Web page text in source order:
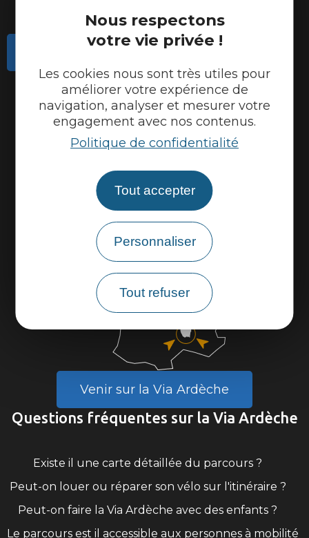
Nous respectons
votre vie privée !
Les cookies nous sont très utiles pour
améliorer votre expérience de
navigation, analyser et mesurer votre
engagement avec nos contenus.
Politique de confidentialité
Tout accepter
Personnaliser
Tout refuser
Actualités
Météo
Marque Accueil Vélo
Espace presse
Partenaires
Venir sur la Via Ardèche
Questions fréquentes sur la Via Ardèche
Existe il une carte détaillée du parcours ?
Peut-on louer ou réparer son vélo sur l'itinéraire ?
Peut-on faire la Via Ardèche avec des enfants ?
Le parcours est il accessible aux personnes à mobilité